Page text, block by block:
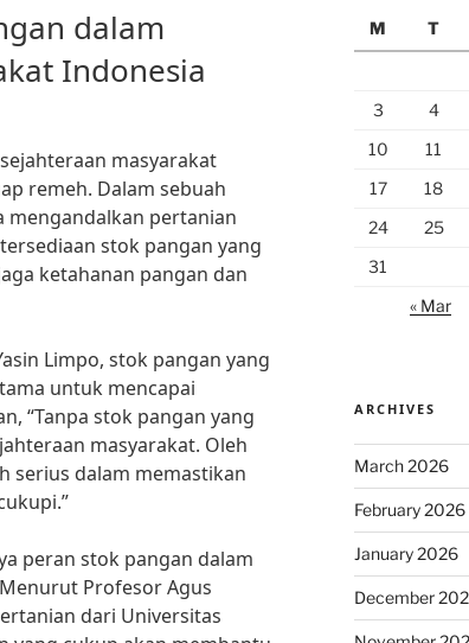
dalam
Indonesia
masyarakat
remeh. Dalam sebuah
mengandalkan pertanian
stok pangan yang
ketahanan pangan dan
Limpo, stok pangan yang
untuk mencapai
“Tanpa stok pangan yang
masyarakat. Oleh
serius dalam memastikan
peran stok pangan dalam
Profesor Agus
dari Universitas
M
T
3
4
10
11
17
18
24
25
31
« Mar
ARCHIVES
March 2026
February 2026
January 2026
December